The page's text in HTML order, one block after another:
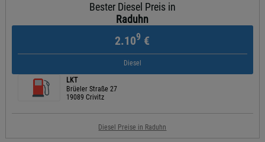
Bester Diesel Preis in
Raduhn
2.109 €
Diesel
LKT
Brüeler Straße 27
19089 Crivitz
Diesel Preise in Raduhn